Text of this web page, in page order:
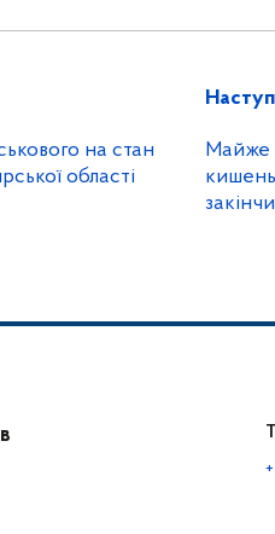
на стан
області
Майже